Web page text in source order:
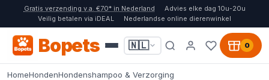
Gratis verzending v.a. €70* in Nederland
Advies elke dag 10u-20u
Veilig betalen via iDEAL
Nederlandse online dierenwinkel
Bopets 🇳🇱 0
HomeHondenHondenshampoo & Verzorging